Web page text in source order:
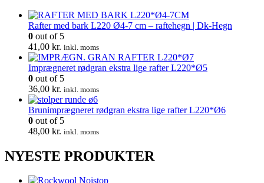
Rafter med bark L220 Ø4-7 cm – raftehegn | Dk-Hegn
0 out of 5
41,00 kr. inkl. moms
Imprægneret rødgran ekstra lige rafter L220*Ø5
0 out of 5
36,00 kr. inkl. moms
Brunimprægneret rødgran ekstra lige rafter L220*Ø6
0 out of 5
48,00 kr. inkl. moms
NYESTE PRODUKTER